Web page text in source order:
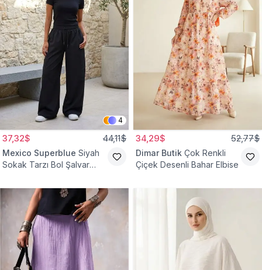
4
37,32$ 44,11$
Mexico Superblue Siyah
Sokak Tarzı Bol Şalvar
34,29$ 52,77$
Dimar Butik Çok Renkli
Çiçek Desenli Bahar Elbise